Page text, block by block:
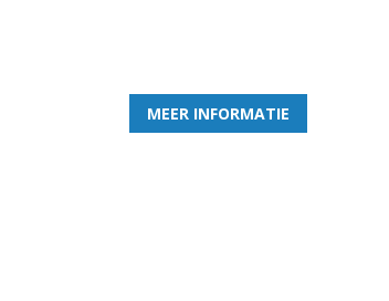
MEER INFORMATIE